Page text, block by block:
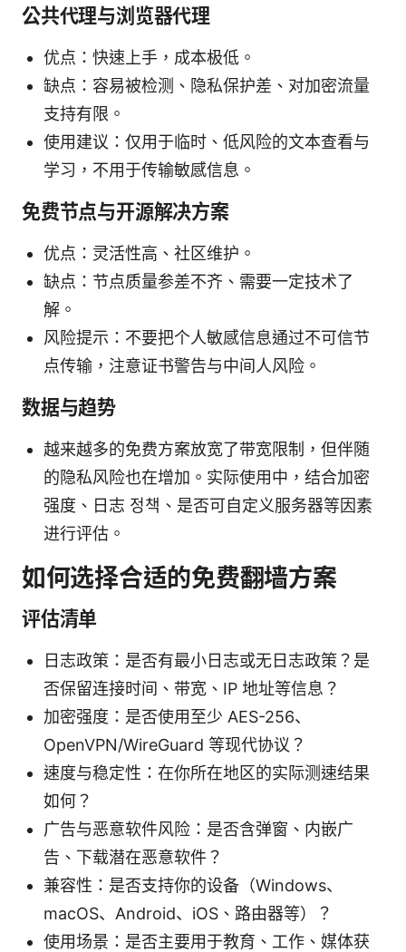
公共代理与浏览器代理
优点：快速上手，成本极低。
缺点：容易被检测、隐私保护差、对加密流量
支持有限。
使用建议：仅用于临时、低风险的文本查看与
学习，不用于传输敏感信息。
免费节点与开源解决方案
优点：灵活性高、社区维护。
缺点：节点质量参差不齐、需要一定技术了
解。
风险提示：不要把个人敏感信息通过不可信节
点传输，注意证书警告与中间人风险。
数据与趋势
越来越多的免费方案放宽了带宽限制，但伴随
的隐私风险也在增加。实际使用中，结合加密
强度、日志 정책、是否可自定义服务器等因素
进行评估。
如何选择合适的免费翻墙方案
评估清单
日志政策：是否有最小日志或无日志政策？是
否保留连接时间、带宽、IP 地址等信息？
加密强度：是否使用至少 AES-256、
OpenVPN/WireGuard 等现代协议？
速度与稳定性：在你所在地区的实际测速结果
如何？
广告与恶意软件风险：是否含弹窗、内嵌广
告、下载潜在恶意软件？
兼容性：是否支持你的设备（Windows、
macOS、Android、iOS、路由器等）？
使用场景：是否主要用于教育、工作、媒体获